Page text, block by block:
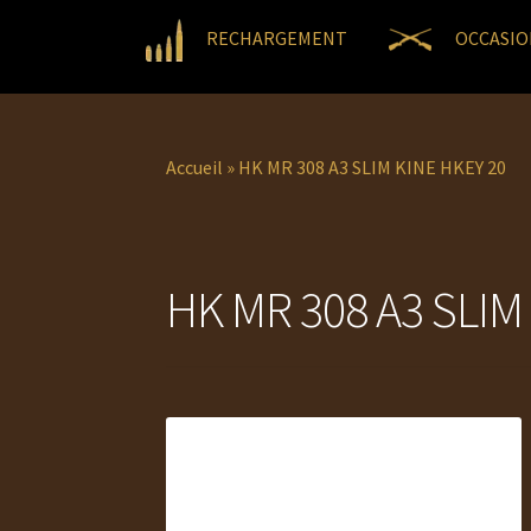
RECHARGEMENT
Accueil » HK MR 308 A3 SLIM KINE HKEY 20
HK MR 308 A3